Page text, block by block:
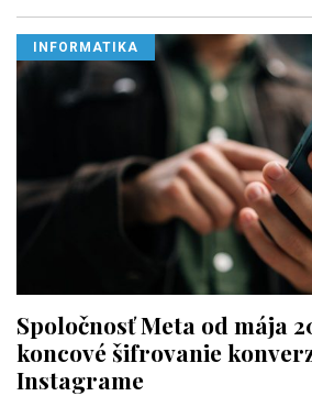
INFORMATIKA
Spoločnosť Meta od mája
koncové šifrovanie
Instagrame